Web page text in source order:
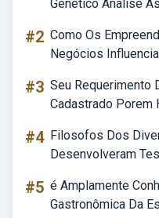
Genético Analise
#2 Como Os
Negócios
#3 Seu Requerimento
Cadastrado Porem
#4 Filosofos Dos
Desenvolveram
#5 é Amplamente
Gastronômica Da